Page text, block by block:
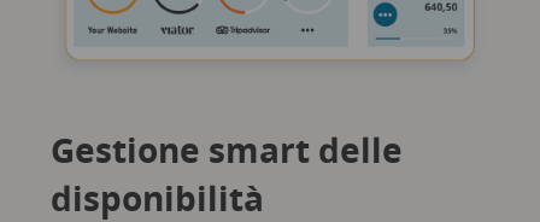
Gestione smart delle
disponibilità